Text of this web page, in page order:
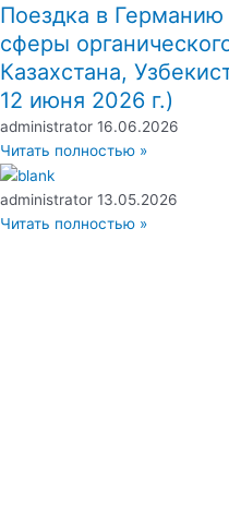
Поездка в Германию
сферы
Казахстана,
12 июня 2026 г.)
administrator 16.06.2026
Читать полностью »
administrator 13.05.2026
Читать полностью »